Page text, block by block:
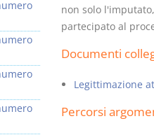
non solo
partecipato al
Documenti
Legittimazione
Percorsi